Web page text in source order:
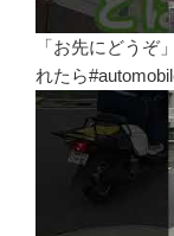
「お先にどうぞ
れたら